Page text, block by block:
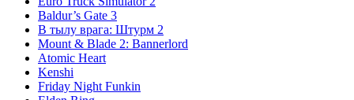
Baldur’s Gate 3
В тылу врага: Штурм 2
Mount & Blade 2: Bannerlord
Atomic Heart
Kenshi
Friday Night Funkin